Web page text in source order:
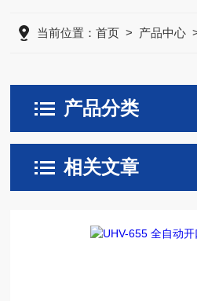
当前位置：首页 > 产品中心
产品分类
相关文章